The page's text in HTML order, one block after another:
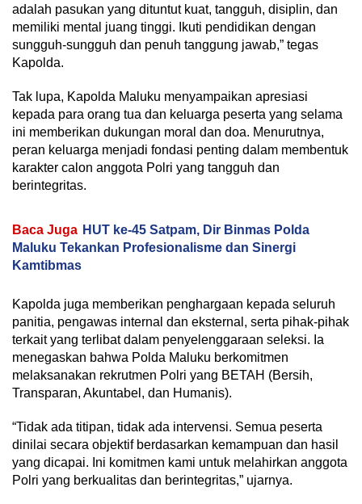
adalah pasukan yang dituntut kuat, tangguh, disiplin, dan
memiliki mental juang tinggi. Ikuti pendidikan dengan
sungguh-sungguh dan penuh tanggung jawab,” tegas
Kapolda.
Tak lupa, Kapolda Maluku menyampaikan apresiasi
kepada para orang tua dan keluarga peserta yang selama
ini memberikan dukungan moral dan doa. Menurutnya,
peran keluarga menjadi fondasi penting dalam membentuk
karakter calon anggota Polri yang tangguh dan
berintegritas.
Baca Juga HUT ke-45 Satpam, Dir Binmas Polda
Maluku Tekankan Profesionalisme dan Sinergi
Kamtibmas
Kapolda juga memberikan penghargaan kepada seluruh
panitia, pengawas internal dan eksternal, serta pihak-pihak
terkait yang terlibat dalam penyelenggaraan seleksi. Ia
menegaskan bahwa Polda Maluku berkomitmen
melaksanakan rekrutmen Polri yang BETAH (Bersih,
Transparan, Akuntabel, dan Humanis).
“Tidak ada titipan, tidak ada intervensi. Semua peserta
dinilai secara objektif berdasarkan kemampuan dan hasil
yang dicapai. Ini komitmen kami untuk melahirkan anggota
Polri yang berkualitas dan berintegritas,” ujarnya.